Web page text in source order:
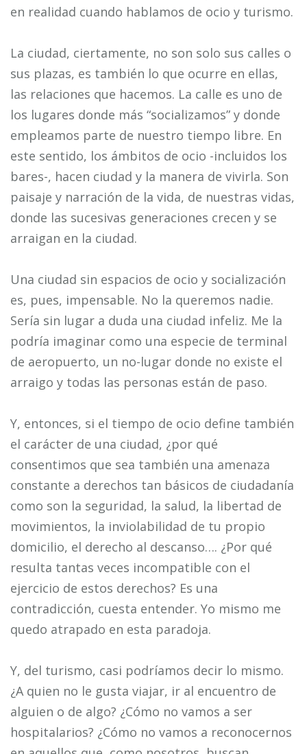
en realidad cuando hablamos de ocio y turismo.
La ciudad, ciertamente, no son solo sus calles o
sus plazas, es también lo que ocurre en ellas,
las relaciones que hacemos. La calle es uno de
los lugares donde más “socializamos” y donde
empleamos parte de nuestro tiempo libre. En
este sentido, los ámbitos de ocio -incluidos los
bares-, hacen ciudad y la manera de vivirla. Son
paisaje y narración de la vida, de nuestras vidas,
donde las sucesivas generaciones crecen y se
arraigan en la ciudad.
Una ciudad sin espacios de ocio y socialización
es, pues, impensable. No la queremos nadie.
Sería sin lugar a duda una ciudad infeliz. Me la
podría imaginar como una especie de terminal
de aeropuerto, un no-lugar donde no existe el
arraigo y todas las personas están de paso.
Y, entonces, si el tiempo de ocio define también
el carácter de una ciudad, ¿por qué
consentimos que sea también una amenaza
constante a derechos tan básicos de ciudadanía
como son la seguridad, la salud, la libertad de
movimientos, la inviolabilidad de tu propio
domicilio, el derecho al descanso…. ¿Por qué
resulta tantas veces incompatible con el
ejercicio de estos derechos? Es una
contradicción, cuesta entender. Yo mismo me
quedo atrapado en esta paradoja.
Y, del turismo, casi podríamos decir lo mismo.
¿A quien no le gusta viajar, ir al encuentro de
alguien o de algo? ¿Cómo no vamos a ser
hospitalarios? ¿Cómo no vamos a reconocernos